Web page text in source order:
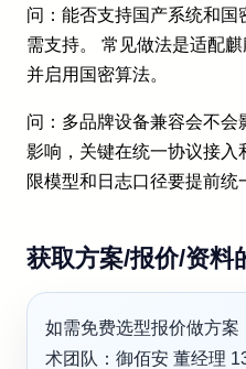
问：能否支持国产系统和
需支持。 常见做法是适配
并启用国密算法。
问：多品牌设备兼容会不
影响，关键在统一协议接入
限模型和日志口径要提前统
获取方案/报价/资料
如需免费选型报价做方
术团队：御佰安 董经理